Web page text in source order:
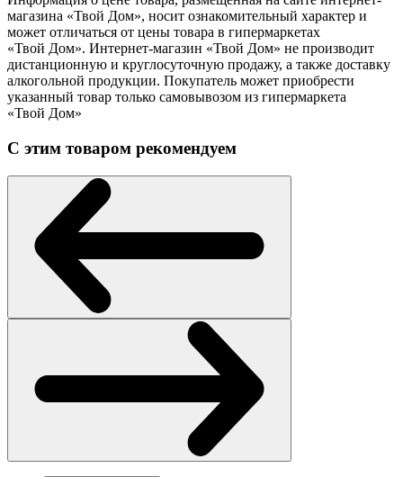
магазина «Твой Дом», носит ознакомительный характер и
может отличаться от цены товара в гипермаркетах
«Твой Дом». Интернет-магазин «Твой Дом» не производит
дистанционную и круглосуточную продажу, а также доставку
алкогольной продукции. Покупатель может приобрести
указанный товар только самовывозом из гипермаркета
«Твой Дом»
С этим товаром рекомендуем